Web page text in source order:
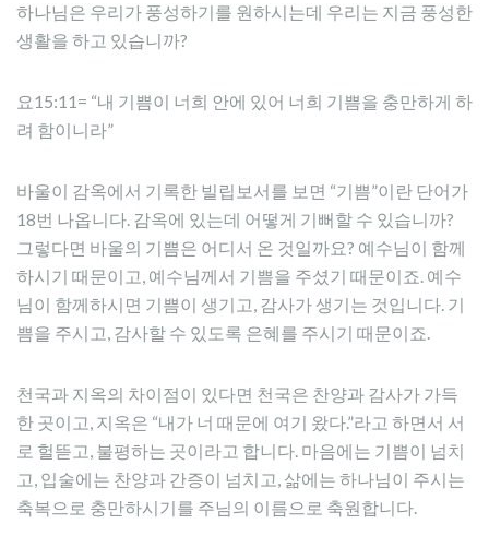
하나님은 우리가 풍성하기를 원하시는데 우리는 지금 풍성한
생활을 하고 있습니까?
요15:11= “내 기쁨이 너희 안에 있어 너희 기쁨을 충만하게 하
려 함이니라”
바울이 감옥에서 기록한 빌립보서를 보면 “기쁨”이란 단어가
18번 나옵니다. 감옥에 있는데 어떻게 기뻐할 수 있습니까?
그렇다면 바울의 기쁨은 어디서 온 것일까요? 예수님이 함께
하시기 때문이고, 예수님께서 기쁨을 주셨기 때문이죠. 예수
님이 함께하시면 기쁨이 생기고, 감사가 생기는 것입니다. 기
쁨을 주시고, 감사할 수 있도록 은혜를 주시기 때문이죠.
천국과 지옥의 차이점이 있다면 천국은 찬양과 감사가 가득
한 곳이고, 지옥은 “내가 너 때문에 여기 왔다.”라고 하면서 서
로 헐뜯고, 불평하는 곳이라고 합니다. 마음에는 기쁨이 넘치
고, 입술에는 찬양과 간증이 넘치고, 삶에는 하나님이 주시는
축복으로 충만하시기를 주님의 이름으로 축원합니다.